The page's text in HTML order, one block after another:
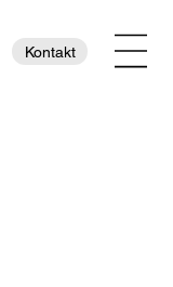
Kontakt